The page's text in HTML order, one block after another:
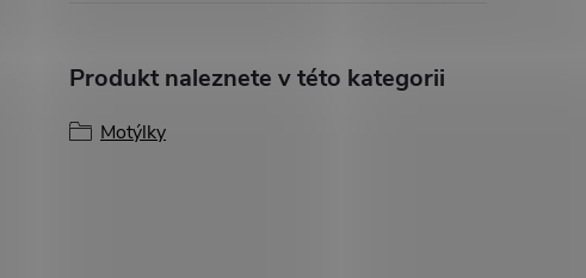
Produkt naleznete v této kategorii
Motýlky